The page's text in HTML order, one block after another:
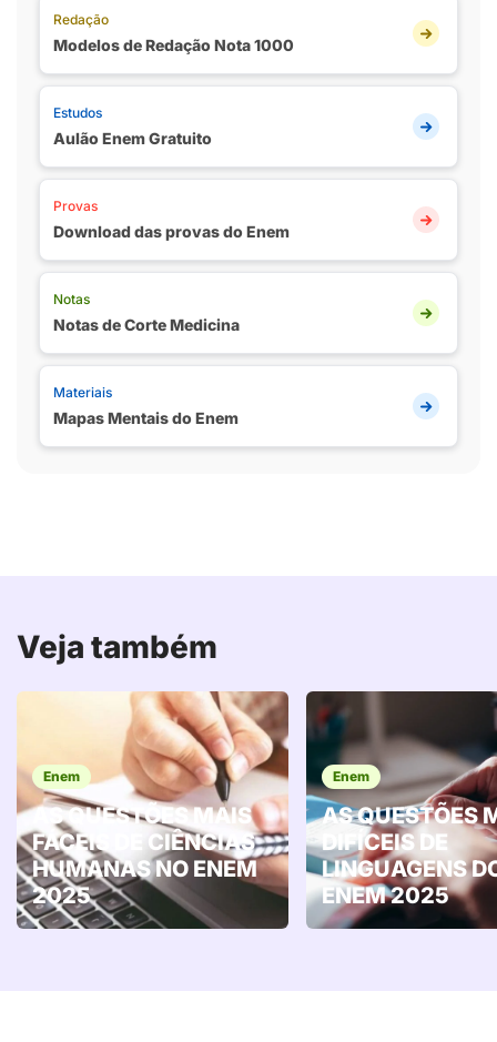
Redação
Modelos de Redação Nota 1000
Estudos
Aulão Enem Gratuito
Provas
Download das provas do Enem
Notas
Notas de Corte Medicina
Materiais
Mapas Mentais do Enem
Veja também
Enem
AS QUESTÕES MAIS
FÁCEIS DE CIÊNCIAS
HUMANAS NO ENEM
2025
Enem
AS QUESTÕES
DIFÍCEIS DE
LINGUAGENS
ENEM 2025